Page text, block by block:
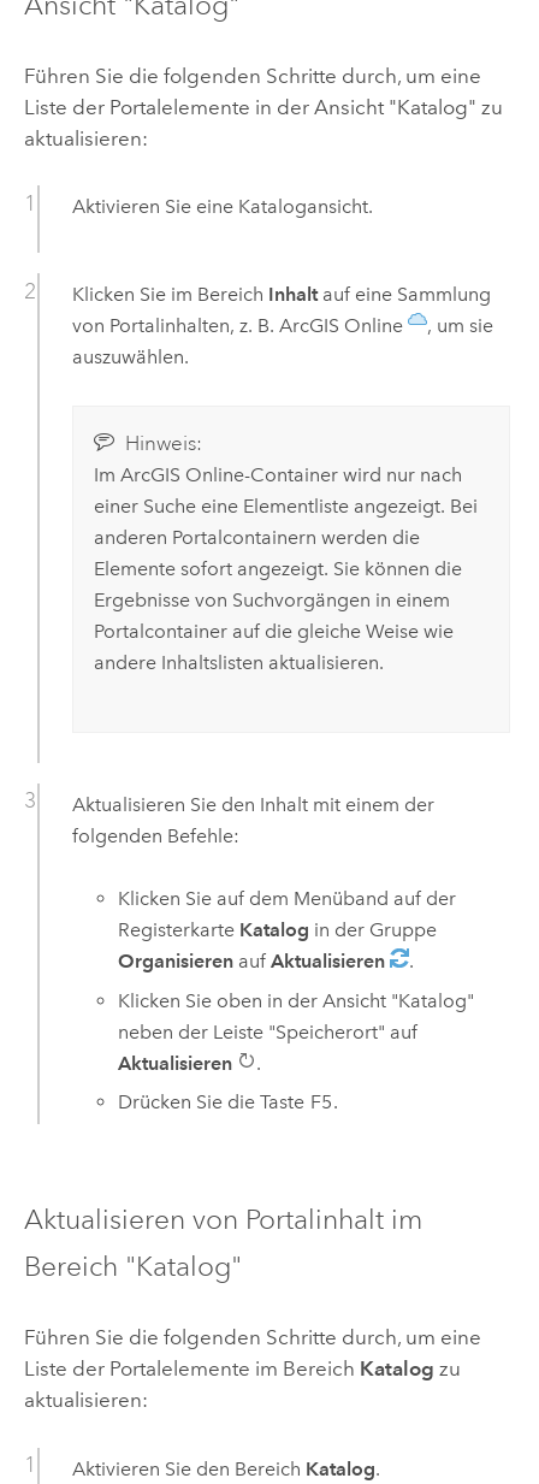
Führen Sie die folgenden Schritte durch, um eine
Liste der Portalelemente in der Ansicht "Katalog" zu
aktualisieren:
Aktivieren Sie eine Katalogansicht.
Klicken Sie im Bereich Inhaltauf eine Sammlung
von Portalinhalten, z. B. ArcGIS Online
, um sie
auszuwählen.
Hinweis:
Im ArcGIS Online-Container wird nur nach
einer Suche eine Elementliste angezeigt. Bei
anderen Portalcontainern werden die
Elemente sofort angezeigt. Sie können die
Ergebnisse von Suchvorgängen in einem
Portalcontainer auf die gleiche Weise wie
andere Inhaltslisten aktualisieren.
Aktualisieren Sie den Inhalt mit einem der
folgenden Befehle:
Klicken Sie auf dem Menüband auf der
Registerkarte Katalog in der Gruppe
Organisieren aufAktualisieren
.
Klicken Sie oben in der Ansicht "Katalog"
neben der Leiste "Speicherort" auf
Aktualisieren
.
Drücken Sie die Taste F5.
Aktualisieren von Portalinhalt im
Bereich "Katalog"
Führen Sie die folgenden Schritte durch, um eine
Liste der Portalelemente im Bereich Katalog zu
aktualisieren:
Aktivieren Sie den Bereich Katalog.